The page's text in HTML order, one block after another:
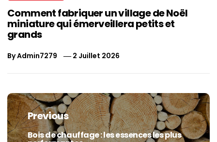
Comment fabriquer un village de Noël
miniature qui émerveillera petits et
grands
ByAdmin7279 2 Juillet 2026
Navigation
de
l’article
Previous
Previous
Bois de chauffage : les essences les plus